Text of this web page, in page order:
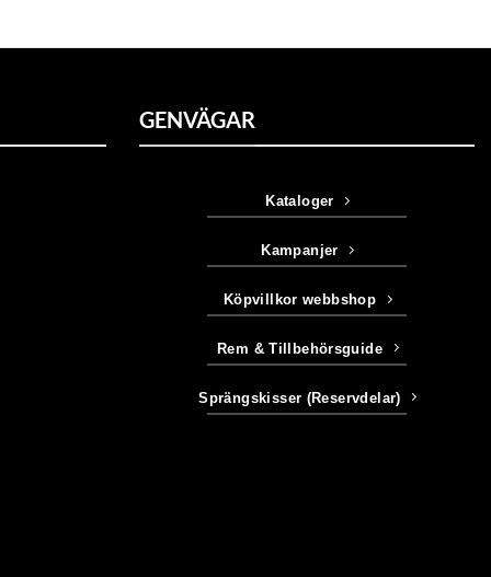
GENVÄGAR
Kataloger
Kampanjer
Köpvillkor webbshop
Rem & Tillbehörsguide
Sprängskisser (Reservdelar)